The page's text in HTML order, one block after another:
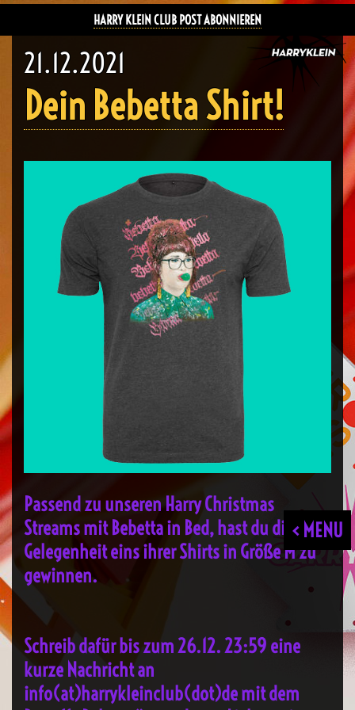
HARRY KLEIN CLUB POST ABONNIEREN
< MENU
21.12.2021
Dein Bebetta Shirt!
Passend zu unseren Harry Christmas
Streams mit Bebetta in Bed, hast du die
Gelegenheit eins ihrer Shirts in Größe M zu
gewinnen.
Schreib dafür bis zum 26.12. 23:59 eine
kurze Nachricht an
info(at)harrykleinclub(dot)de mit dem